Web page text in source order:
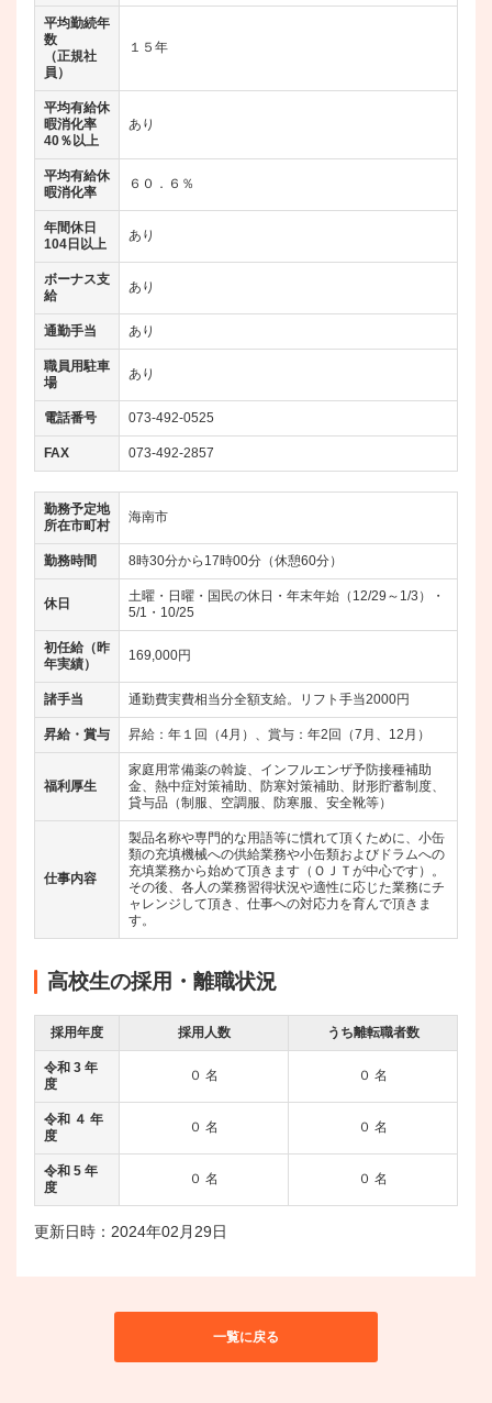
平均勤続年
数
（正規社
員）
１５年
平均有給休
暇消化率
40％以上
あり
平均有給休
暇消化率
６０．６％
年間休日
104日以上
あり
ボーナス支
給
あり
通勤手当 あり
職員用駐車
場
あり
電話番号 073-492-0525
FAX 073-492-2857
勤務予定地
所在市町村
海南市
勤務時間 8時30分から17時00分（休憩60分）
休日
土曜・日曜・国民の休日・年末年始（12/29～1/3）・
5/1・10/25
初任給（昨
年実績）
169,000円
諸手当 通勤費実費相当分全額支給。リフト手当2000円
昇給・賞与 昇給：年１回（4月）、賞与：年2回（7月、12月）
福利厚生
家庭用常備薬の斡旋、インフルエンザ予防接種補助
金、熱中症対策補助、防寒対策補助、財形貯蓄制度、
貸与品（制服、空調服、防寒服、安全靴等）
仕事内容
製品名称や専門的な用語等に慣れて頂くために、小缶
類の充填機械への供給業務や小缶類およびドラムへの
充填業務から始めて頂きます（ＯＪＴが中心です）。
その後、各人の業務習得状況や適性に応じた業務にチ
ャレンジして頂き、仕事への対応力を育んで頂きま
す。
高校生の採用・離職状況
採用年度 採用人数 うち離転職者数
令和 3 年
度
０ 名 ０ 名
令和 ４ 年
度
０ 名 ０ 名
令和 5 年
度
０ 名 ０ 名
更新日時：2024年02月29日
一覧に戻る